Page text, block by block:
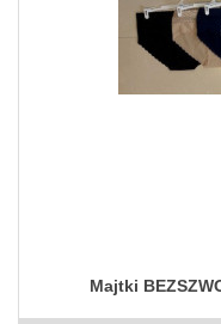
Majtki